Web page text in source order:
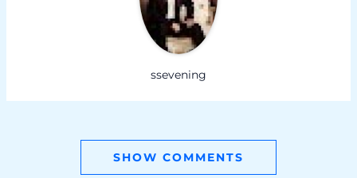
ssevening
SHOW COMMENTS